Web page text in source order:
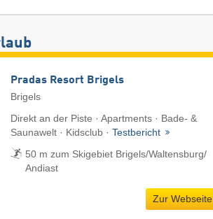
Pradas Resort Brigels
Brigels
Direkt an der Piste · Apartments · Bade- &
Saunawelt · Kidsclub · Testbericht
50 m zum Skigebiet Brigels/​Waltensburg/​
Andiast
Zur Webseite